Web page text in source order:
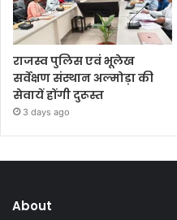
राजस्व पुलिस एवं भूलेख
सर्वेक्षण संस्थान अल्मोड़ा की
सेवायें होंगी दुरूस्त
3 days ago
About